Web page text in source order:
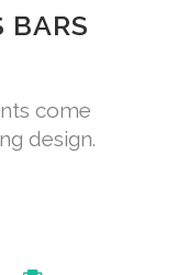
BARS
come
design.